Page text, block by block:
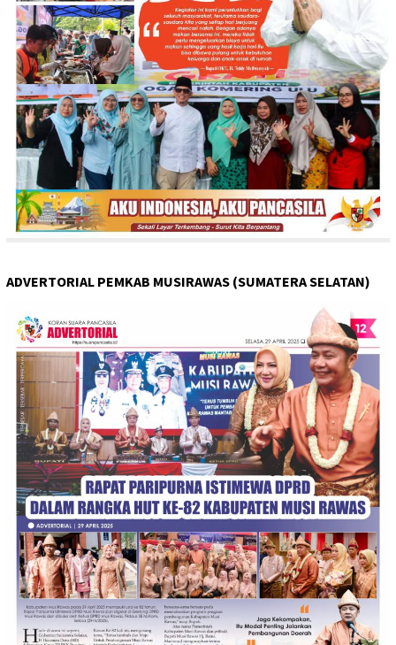
ADVERTORIAL PEMKAB MUSIRAWAS (SUMATERA SELATAN)